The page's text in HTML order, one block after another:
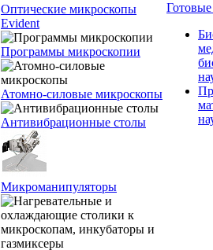
Оптические микроскопы
Evident
Программы микроскопии
Атомно-силовые микроскопы
Антивибрационные столы
Микроманипуляторы